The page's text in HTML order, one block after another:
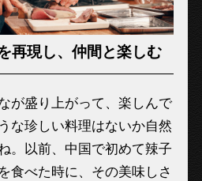
再現し、仲間と楽しむ
が盛り上がって、楽しんで
な珍しい料理はないか自然
。以前、中国で初めて辣子
食べた時に、その美味しさ